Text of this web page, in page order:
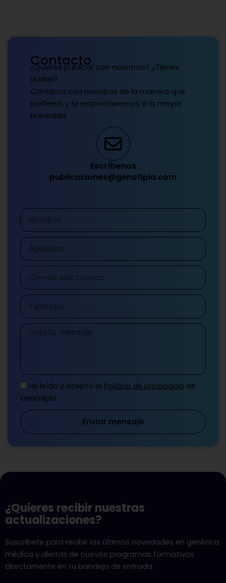
Contacto
¿Quieres publicar con nosotros? ¿Tienes
dudas?
Contacta con nosotros de la manera que
prefieras y te responderemos a la mayor
brevedad.
Escríbenos
publicaciones@genotipia.com
Nombre
Apellidos
Correo
electrónico
Teléfono
Mensaje
He leído y acepto la Política de privacidad de
Genotipia
Enviar mensaje
¿Quieres recibir nuestras
actualizaciones?
Suscríbete para recibir las últimas novedades en genética
médica y alertas de nuevos programas formativos
directamente en tu bandeja de entrada